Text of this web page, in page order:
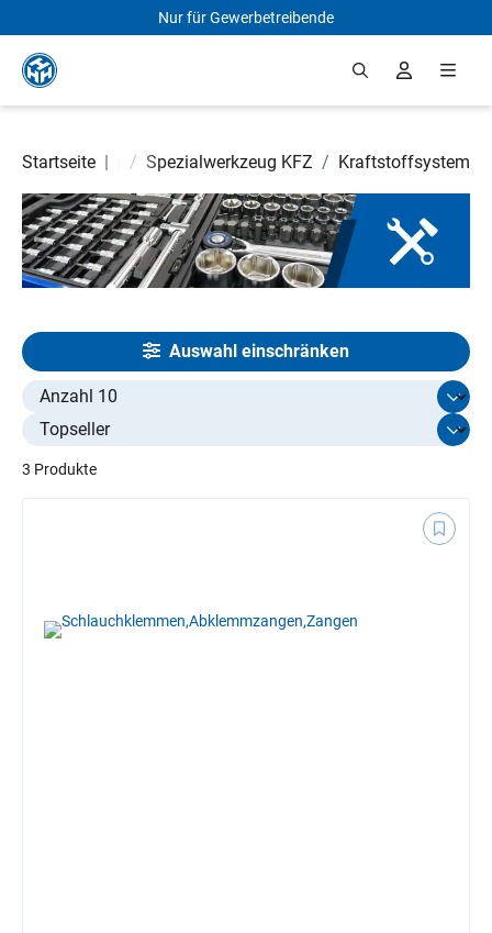
Zum Hauptinhalt springen
Nur für Gewerbetreibende
Startseite | / Spezialwerkzeug KFZ / Kraftstoffsystem
Auswahl einschränken
3 Produkte
Select limit